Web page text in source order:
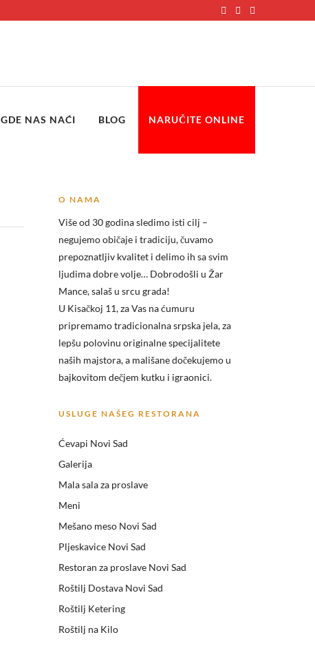
GDE NAS NAĆI BLOG NARUČITE ONLINE
O NAMA
Više od 30 godina sledimo isti cilj –
negujemo običaje i tradiciju, čuvamo
prepoznatljiv kvalitet i delimo ih sa svim
ljudima dobre volje… Dobrodošli uŽar
Mance, salaš u srcu grada!
U Kisačkoj 11, za Vas na ćumuru
pripremamo tradicionalna srpska jela, za
lepšu polovinu originalne specijalitete
naših majstora, a mališane dočekujemo u
bajkovitom dečjem kutku i igraonici.
USLUGE NAŠEG RESTORANA
Ćevapi Novi Sad
Galerija
Mala sala za proslave
Meni
Mešano meso Novi Sad
Pljeskavice Novi Sad
Restoran za proslave Novi Sad
Roštilj Dostava Novi Sad
Roštilj Ketering
Roštilj na Kilo